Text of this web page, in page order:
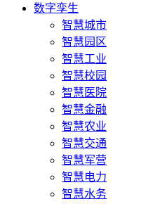
数字孪生
智慧城市
智慧园区
智慧工业
智慧校园
智慧医院
智慧金融
智慧农业
智慧交通
智慧军营
智慧电力
智慧水务